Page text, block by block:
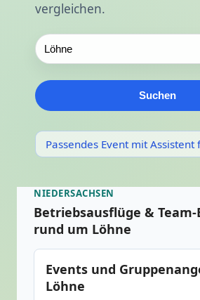
vergleichen.
Suchen
Passendes Event mit Assistent
NIEDERSACHSEN
Betriebsausflüge & Team-
rund um Löhne
Events und
Löhne